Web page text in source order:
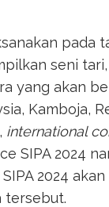
pada
seni
yang akan
Kamboja,
international
SIPA 2024
2024 akan
tersebut.